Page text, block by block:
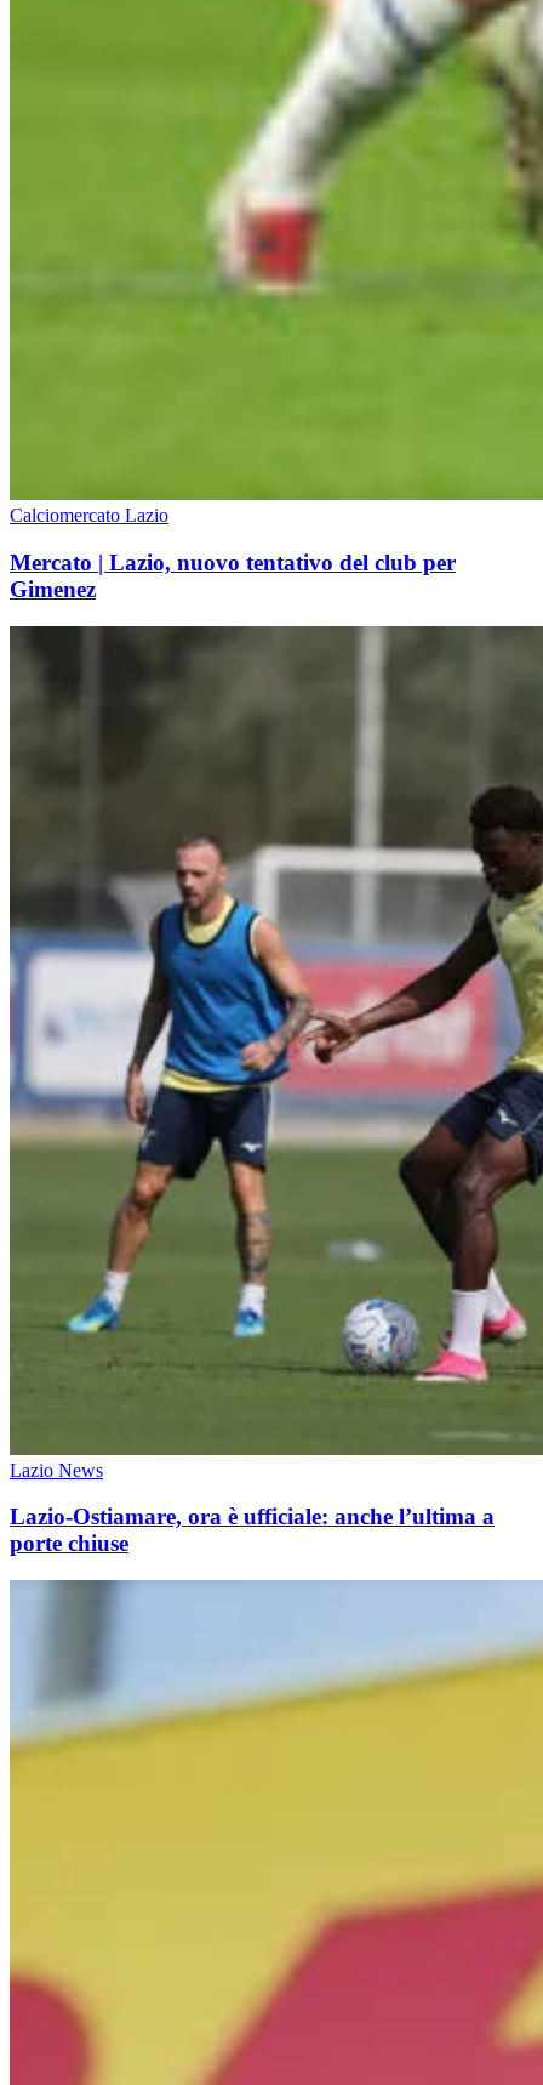
Calciomercato Lazio
Mercato | Lazio, nuovo tentativo del club per
Gimenez
Lazio News
Lazio-Ostiamare, ora è ufficiale: anche l’ultima a
porte chiuse